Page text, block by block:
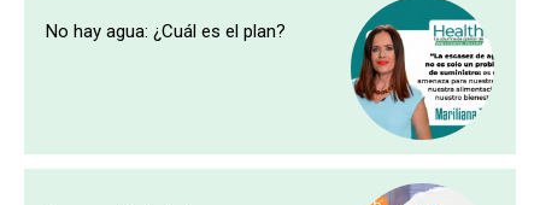
No hay agua: ¿Cuál es el plan?